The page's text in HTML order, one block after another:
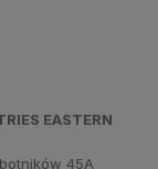
EASTERN
45A